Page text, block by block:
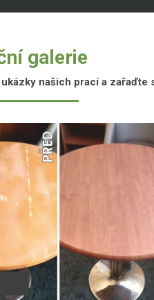
galerie
našich prací a zařaďte
prostory, Karlovy
kabiny a dveří
vědět více...